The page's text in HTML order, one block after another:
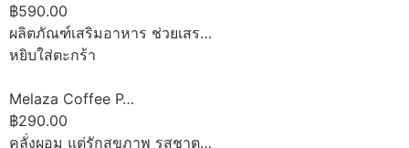
฿590.00
ผลิตภัณฑ์เสริมอาหาร ช่วยเสร…
หยิบใส่ตะกร้า
Melaza Coffee P…
฿290.00
คลั่งผอม แต่รักสุขภาพ รสชาต…